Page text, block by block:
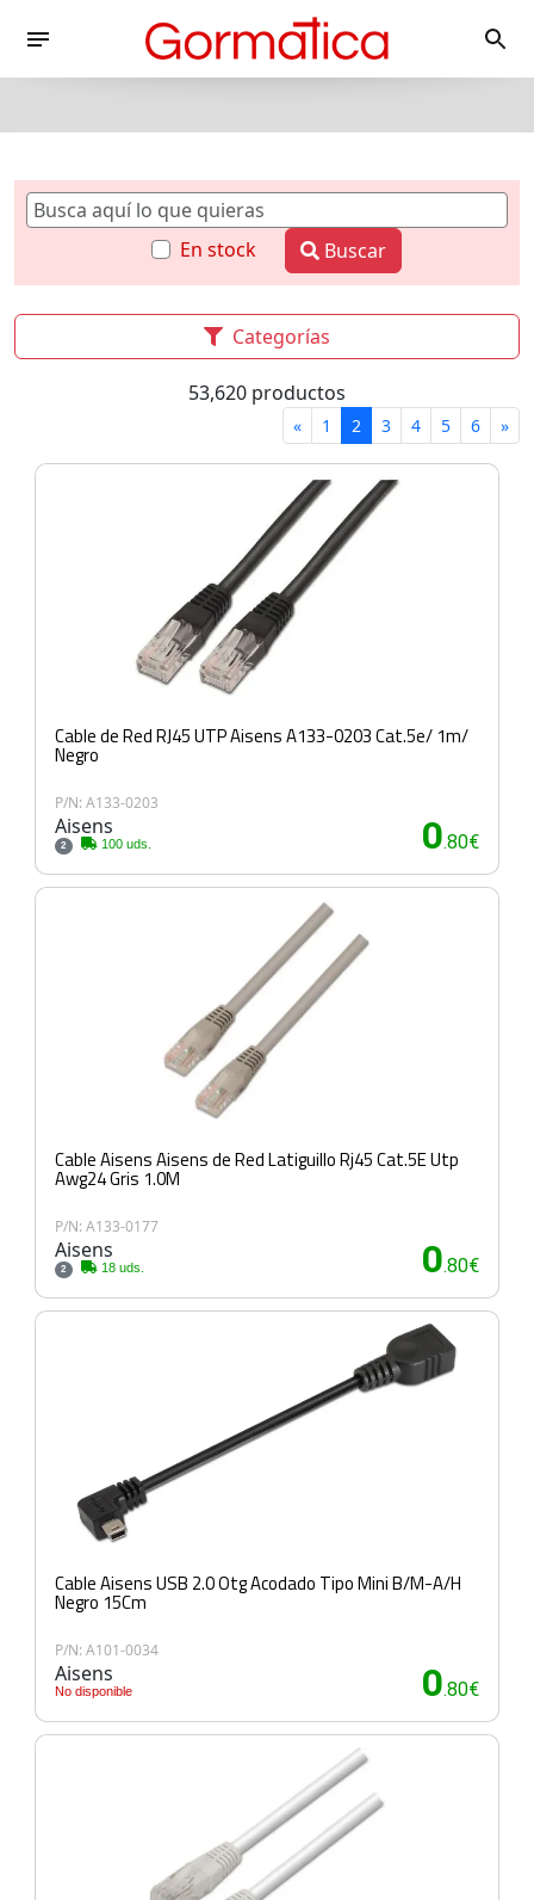
En stock Buscar
Categorías
53,620 productos
« 1 2 3 4 5 6 »
Cable de Red RJ45 UTP Aisens A133-0203 Cat.5e/ 1m/
Negro
P/N: A133-0203
Aisens
2 100 uds. 0.80€
Cable Aisens Aisens de Red Latiguillo Rj45 Cat.5E Utp
Awg24 Gris 1.0M
P/N: A133-0177
Aisens
2 18 uds. 0.80€
Cable Aisens USB 2.0 Otg Acodado Tipo Mini B/M-A/H
Negro 15Cm
P/N: A101-0034
Aisens
No disponible 0.80€